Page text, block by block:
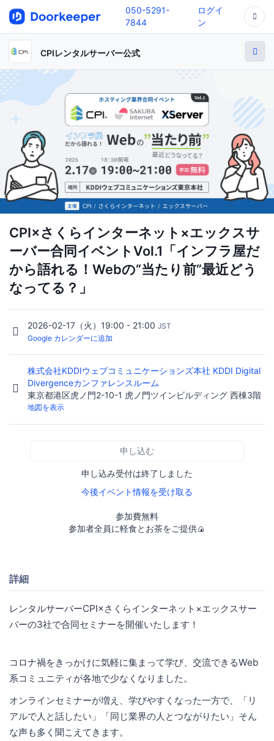
050-5291-
7844
ログイ
ン
CPIレンタルサーバー公式
CPI×さくらインターネット×エックスサ
ーバー合同イベントVol.1「インフラ屋だ
から語れる！Webの“当たり前”最近どう
なってる？」
2026-02-17（火）19:00 - 21:00 JST
Google カレンダーに追加
株式会社KDDIウェブコミュニケーションズ本社 KDDI Digital
Divergenceカンファレンスルーム
東京都港区虎ノ門2-10-1 虎ノ門ツインビルディング 西棟3階
地図を表示
申し込む
申し込み受付は終了しました
今後イベント情報を受け取る
参加費無料
参加者全員に軽食とお茶をご提供🍙
詳細
レンタルサーバーCPI×さくらインターネット×エックスサー
バーの3社で合同セミナーを開催いたします！
コロナ禍をきっかけに気軽に集まって学び、交流できるWeb
系コミュニティが各地で少なくなりました。
オンラインセミナーが増え、学びやすくなった一方で、「リ
アルで人と話したい」「同じ業界の人とつながりたい」そん
な声も多く聞こえてきます。